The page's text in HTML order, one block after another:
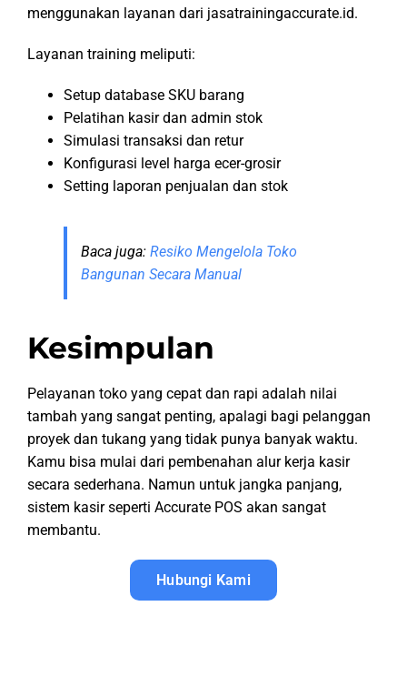
menggunakan layanan dari jasatrainingaccurate.id.
Layanan training meliputi:
Setup database SKU barang
Pelatihan kasir dan admin stok
Simulasi transaksi dan retur
Konfigurasi level harga ecer-grosir
Setting laporan penjualan dan stok
Baca juga: Resiko Mengelola Toko
Bangunan Secara Manual
Kesimpulan
Pelayanan toko yang cepat dan rapi adalah nilai
tambah yang sangat penting, apalagi bagi pelanggan
proyek dan tukang yang tidak punya banyak waktu.
Kamu bisa mulai dari pembenahan alur kerja kasir
secara sederhana. Namun untuk jangka panjang,
sistem kasir seperti Accurate POS akan sangat
membantu.
Hubungi Kami